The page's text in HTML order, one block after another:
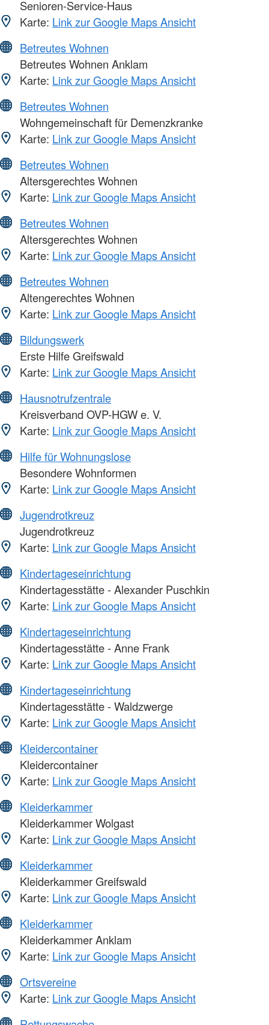
Senioren-Service-Haus
Karte: Link zur Google Maps Ansicht
Betreutes Wohnen
Betreutes Wohnen Anklam
Karte: Link zur Google Maps Ansicht
Betreutes Wohnen
Wohngemeinschaft für Demenzkranke
Karte: Link zur Google Maps Ansicht
Betreutes Wohnen
Altersgerechtes Wohnen
Karte: Link zur Google Maps Ansicht
Betreutes Wohnen
Altersgerechtes Wohnen
Karte: Link zur Google Maps Ansicht
Betreutes Wohnen
Altengerechtes Wohnen
Karte: Link zur Google Maps Ansicht
Bildungswerk
Erste Hilfe Greifswald
Karte: Link zur Google Maps Ansicht
Hausnotrufzentrale
Kreisverband OVP-HGW e. V.
Karte: Link zur Google Maps Ansicht
Hilfe für Wohnungslose
Besondere Wohnformen
Karte: Link zur Google Maps Ansicht
Jugendrotkreuz
Jugendrotkreuz
Karte: Link zur Google Maps Ansicht
Kindertageseinrichtung
Kindertagesstätte - Alexander Puschkin
Karte: Link zur Google Maps Ansicht
Kindertageseinrichtung
Kindertagesstätte - Anne Frank
Karte: Link zur Google Maps Ansicht
Kindertageseinrichtung
Kindertagesstätte - Waldzwerge
Karte: Link zur Google Maps Ansicht
Kleidercontainer
Kleidercontainer
Karte: Link zur Google Maps Ansicht
Kleiderkammer
Kleiderkammer Wolgast
Karte: Link zur Google Maps Ansicht
Kleiderkammer
Kleiderkammer Greifswald
Karte: Link zur Google Maps Ansicht
Kleiderkammer
Kleiderkammer Anklam
Karte: Link zur Google Maps Ansicht
Ortsvereine
Karte: Link zur Google Maps Ansicht